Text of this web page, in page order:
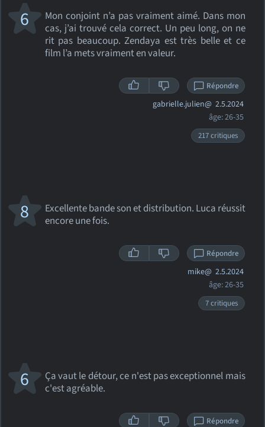
Mon conjoint n’a pas vraiment aimé. Dans mon
cas, j’ai trouvé cela correct. Un peu long, on ne
rit pas beaucoup. Zendaya est très belle et ce
film l’a mets vraiment en valeur.
6
Répondre
gabrielle.julien@ 2.5.2024
âge: 26-35
217 critiques
Excellente bande son et distribution. Luca réussit
encore une fois.
8
Répondre
mike@ 2.5.2024
âge: 26-35
7 critiques
Ça vaut le détour, ce n'est pas exceptionnel mais
c'est agréable.
6
Répondre